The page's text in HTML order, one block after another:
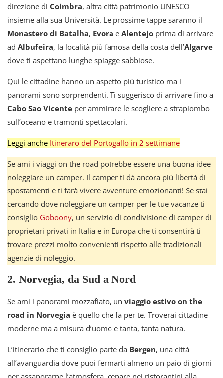
direzione di Coimbra, altra città patrimonio UNESCO
insieme alla sua Università. Le prossime tappe saranno il
Monastero di Batalha, Evora e Alentejo prima di arrivare
ad Albufeira, la località più famosa della costa dell’Algarve
dove ti aspettano lunghe spiagge sabbiose.
Qui le cittadine hanno un aspetto più turistico ma i
panorami sono sorprendenti. Ti suggerisco di arrivare fino a
Cabo Sao Vicente per ammirare le scogliere a strapiombo
sull’oceano e tramonti spettacolari.
Leggi anche Itineraro del Portogallo in 2 settimane
Se ami i viaggi on the road potrebbe essere una buona idee
noleggiare un camper. Il camper ti dà ancora più libertà di
spostamenti e ti farà vivere avventure emozionanti! Se stai
cercando dove noleggiare un camper per le tue vacanze ti
consiglio Goboony, un servizio di condivisione di camper di
proprietari privati in Italia e in Europa che ti consentirà ti
trovare prezzi molto convenienti rispetto alle tradizionali
agenzie di noleggio.
2. Norvegia, da Sud a Nord
Se ami i panorami mozzafiato, un viaggio estivo on the
road in Norvegia è quello che fa per te. Troverai cittadine
moderne ma a misura d’uomo e tanta, tanta natura.
L’itinerario che ti consiglio parte da Bergen, una città
all’avanguardia dove puoi fermarti almeno un paio di giorni
per assaporarne l’atmosfera, cenare nei ristorantini alla